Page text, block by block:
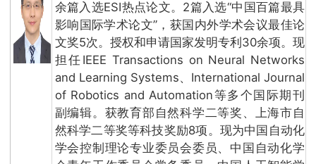
余篇入选ESI热点论文。2篇入选“中国百篇最具
影响国际学术论文”，获国内外学术会议最佳论
文奖5次。授权和申请国家发明专利30余项。现
担任IEEE Transactions on Neural Networks
and Learning Systems、International Journal
of Robotics and Automation等多个国际期刊
副编辑。获教育部自然科学二等奖、上海市自
然科学二等奖等科技奖励8项。现为中国自动化
学会控制理论专业委员会委员、中国自动化学